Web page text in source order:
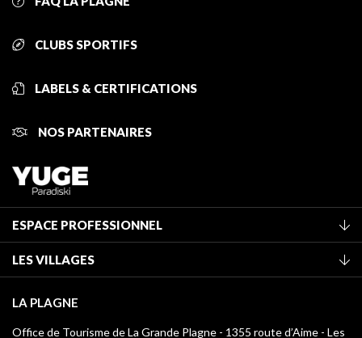
CLUBS SPORTIFS
LABELS & CERTIFICATIONS
NOS PARTENAIRES
ESPACE PROFESSIONNEL
Classement des meublés
Taxe de séjour
Médiathèque
LES VILLAGES
Montchavin - Les Coches
LA PLAGNE
Office de Tourisme de La Grande Plagne - 1355 route d’Aime - Les